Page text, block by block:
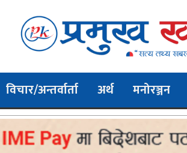
विचार/अन्तर्वार्ता अर्थ मनोरञ्जन